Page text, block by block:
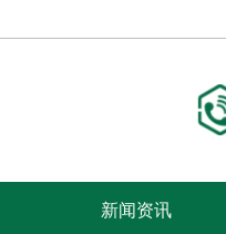
新闻资讯